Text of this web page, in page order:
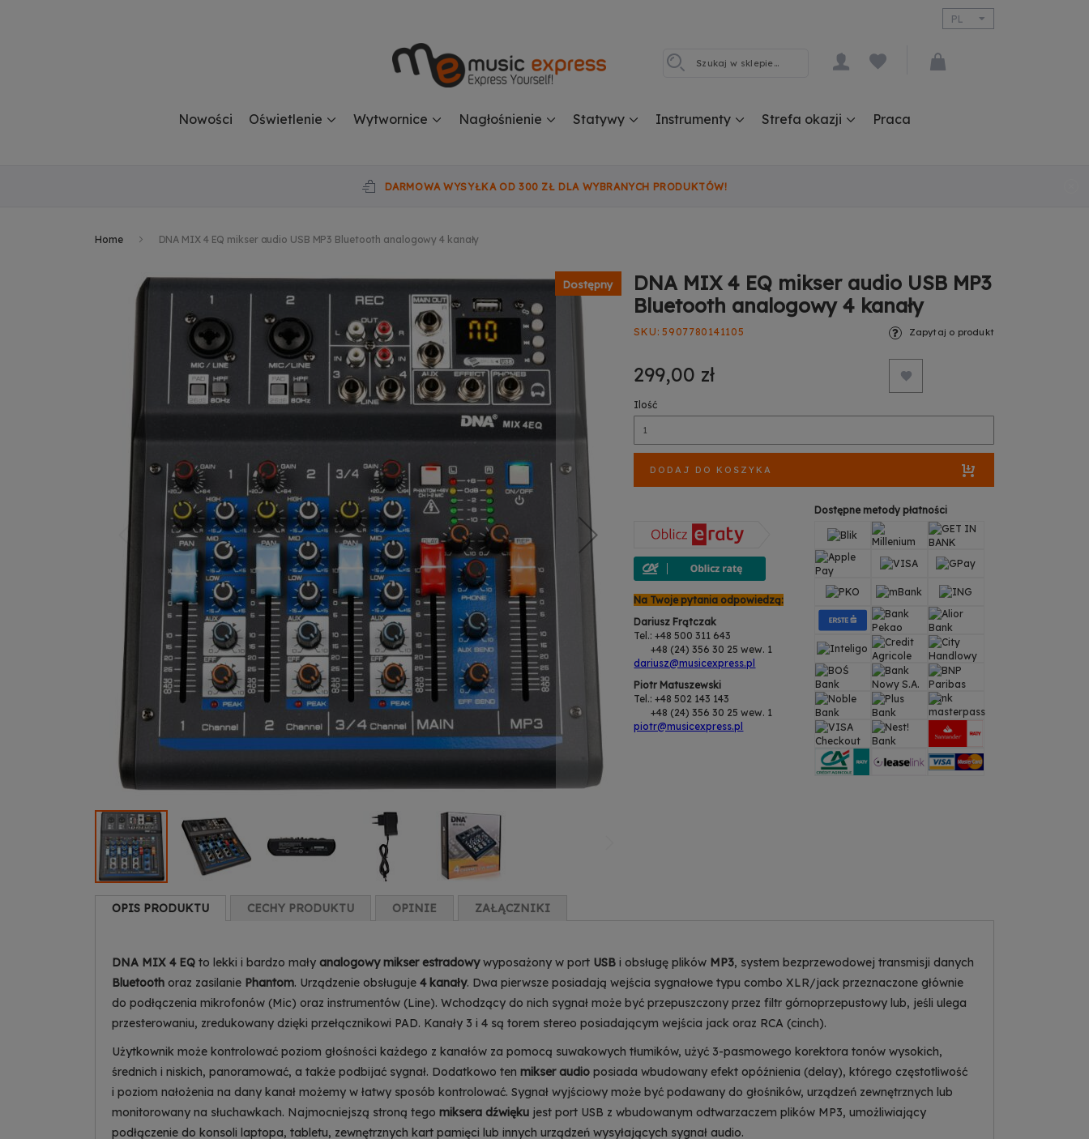
PL
Nowości Oświetlenie Wytwornice Nagłośnienie Statywy Instrumenty Strefa okazji Praca
DARMOWA WYSYŁKA OD 300 ZŁ DLA WYBRANYCH PRODUKTÓW!
Home DNA MIX 4 EQ mikser audio USB MP3 Bluetooth analogowy 4 kanały
Dostępny
DNA MIX 4 EQ mikser audio USB MP3
Bluetooth analogowy 4 kanały
SKU 5907780141105
299,00 zł
Zapytaj o produkt
Ilość
DODAJ DO KOSZYKA
Na Twoje pytania odpowiedzą:
Dariusz Frątczak
Tel.: +48 500 311 643
+48 (24) 356 30 25 wew. 1
dariusz@musicexpress.pl
Piotr Matuszewski
Tel.: +48 502 143 143
+48 (24) 356 30 25 wew. 1
piotr@musicexpress.pl
Dostępne metody płatności
OPIS PRODUKTU
DNA MIX 4 EQ to lekki i bardzo mały analogowy mikser estradowywyposażony w port USB i obsługę plików MP3, system bezprzewodowej transmisji danych
Bluetooth oraz zasilanie Phantom. Urządzenie obsługuje 4 kanały. Dwa pierwsze posiadają wejścia sygnałowe typu combo XLR/jack przeznaczone głównie
do podłączenia mikrofonów (Mic) oraz instrumentów (Line). Wchodzący do nich sygnał może być przepuszczony przez filtr górnoprzepustowy lub, jeśli ulega
przesterowaniu, zredukowany dzięki przełącznikowi PAD. Kanały 3 i 4 są torem stereo posiadającym wejścia jack oraz RCA (cinch).
Użytkownik może kontrolować poziom głośności każdego z kanałów za pomocą suwakowych tłumików, użyć 3-pasmowego korektora tonów wysokich,
średnich i niskich, panoramować, a także podbijać sygnał. Dodatkowo ten mikser audio posiada wbudowany efekt opóźnienia (delay), którego częstotliwość
i poziom nałożenia na dany kanał możemy w łatwy sposób kontrolować. Sygnał wyjściowy może być podawany do głośników, urządzeń zewnętrznych lub
monitorowany na słuchawkach. Najmocniejszą stroną tego miksera dźwięku jest port USB z wbudowanym odtwarzaczem plików MP3, umożliwiający
podłączenie do konsoli laptopa, tabletu, zewnętrznych kart pamięci lub innych urządzeń wysyłających sygnał audio.
CECHY PRODUKTU OPINIE ZAŁĄCZNIKI